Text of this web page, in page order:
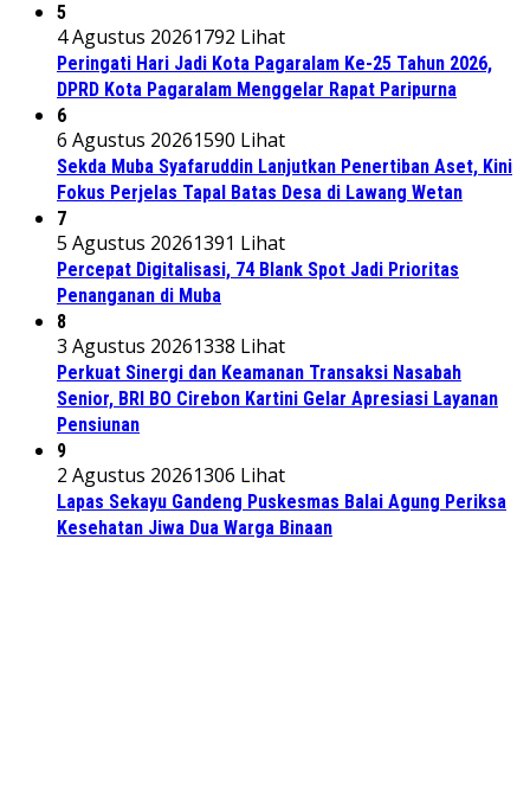
5
4 Agustus 20261792 Lihat
Peringati Hari Jadi Kota Pagaralam Ke-25 Tahun 2026,
DPRD Kota Pagaralam Menggelar Rapat Paripurna
6
6 Agustus 20261590 Lihat
Sekda Muba Syafaruddin Lanjutkan Penertiban Aset, Kini
Fokus Perjelas Tapal Batas Desa di Lawang Wetan
7
5 Agustus 20261391 Lihat
Percepat Digitalisasi, 74 Blank Spot Jadi Prioritas
Penanganan di Muba
8
3 Agustus 20261338 Lihat
Perkuat Sinergi dan Keamanan Transaksi Nasabah
Senior, BRI BO Cirebon Kartini Gelar Apresiasi Layanan
Pensiunan
9
2 Agustus 20261306 Lihat
Lapas Sekayu Gandeng Puskesmas Balai Agung Periksa
Kesehatan Jiwa Dua Warga Binaan